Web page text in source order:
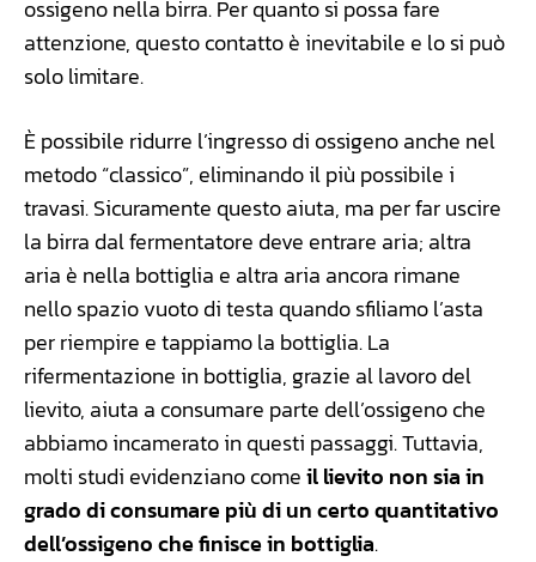
ossigeno nella birra. Per quanto si possa fare
attenzione, questo contatto è inevitabile e lo si può
solo limitare.
È possibile ridurre l’ingresso di ossigeno anche nel
metodo “classico”, eliminando il più possibile i
travasi. Sicuramente questo aiuta, ma per far uscire
la birra dal fermentatore deve entrare aria; altra
aria è nella bottiglia e altra aria ancora rimane
nello spazio vuoto di testa quando sfiliamo l’asta
per riempire e tappiamo la bottiglia. La
rifermentazione in bottiglia, grazie al lavoro del
lievito, aiuta a consumare parte dell’ossigeno che
abbiamo incamerato in questi passaggi. Tuttavia,
molti studi evidenziano comeil lievito non sia in
grado di consumare più di un certo quantitativo
dell’ossigeno che finisce in bottiglia.